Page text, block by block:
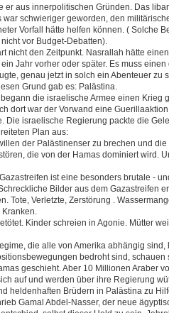
er aus innerpolitischen Gründen. Das
war schwieriger geworden, den
Vorfall hätte helfen können. ( Solche
vor Budget-Debatten).
nicht den Zeitpunkt. Nasrallah hätte
Jahr vorher oder später. Es muss
genau jetzt in solch ein Abenteuer zu
Grund gab es: Palästina.
die israelische Armee einen Krieg
dort war der Vorwand eine
Die israelische Regierung packte die
Plan aus:
der Palästinenser zu brechen und
die von der Hamas dominiert wird.
ist eine besonders brutale -
Bilder aus dem Gazastreifen
Tote, Verletzte, Zerstörung .
Kinder schreien in Agonie. Mütter
die alle von Amerika abhängig
bedroht sind,
geschieht. Aber 10 Millionen Araber
auf und werden über ihre Regierung
heldenhaften Brüdern in Palästina zu
Gamal Abdel-Nasser, der neue